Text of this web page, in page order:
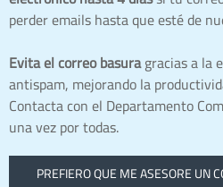
perder emails hasta que esté de
Evita el correo basuragracias a la
antispam, mejorando la
Contacta con el Departamento
una vez por todas.
PREFIERO QUE ME ASESORE UN